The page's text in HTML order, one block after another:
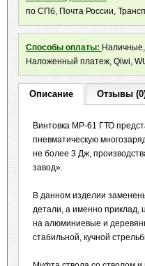
по СПб, Почта России,
Способы оплаты:
Наложенный платеж, Qiwi,
Описание Отзывы
Винтовка МР-61 ГТО
пневматическую
не более 3 Дж,
завод».
В данном изделии
детали, а именно приклад,
на алюминиевые и
стабильной, кучной